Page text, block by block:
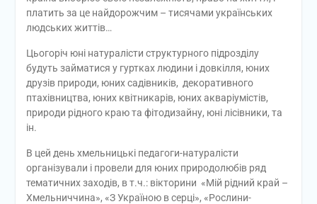
платить за це найдорожчим – тисячами українських
людських життів…
Цьогоріч юні натуралісти структурного підрозділу
будуть займатися у гуртках людини і довкілля, юних
друзів природи, юних садівників, декоративного
птахівництва, юних квітникарів, юних акваріумістів,
природи рідного краю та фітодизайну, юні лісівники, та
ін.
В цей день хмельницькі педагоги-натуралісти
організували і провели для юних природолюбів ряд
тематичних заходів, в т.ч.: вікторини «Мій рідний край –
Хмельниччина», «З Україною в серці», «Рослини-